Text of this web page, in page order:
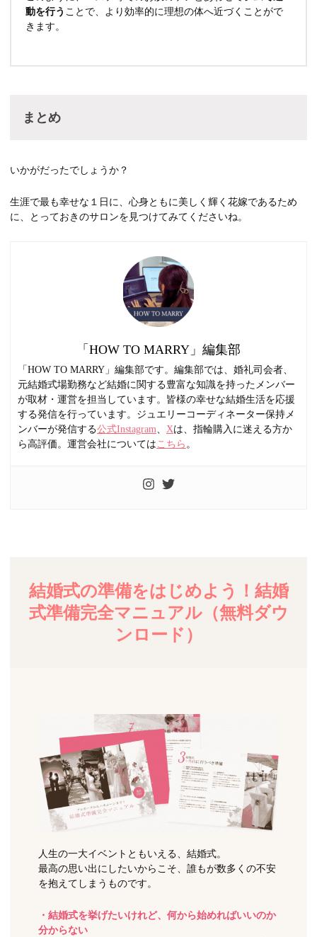
動を行う ことで、より効率的に理想の体へ近づくことがで
きます。
まとめ
いかがだったでしょうか？
生涯で最も幸せな１日に、心身ともに美しく輝く花嫁であるため
に、とっておきのサロンを見つけてみてくださいね。
「HOW TO MARRY」編集部
「HOW TO MARRY」編集部です。編集部では、婚礼司会者、
元結婚式場勤務など結婚に関する豊富な知識を持ったメンバー
が取材・運営を担当しています。皆様の幸せな結婚生活を応援
する発信を行っています。ジュエリーコーディネーター保持メ
ンバーが発信する公式Instagram Xは、指輪購入に迷える方か
ら高評価。運営会社については こちら 。
結婚式の準備をはじめよう！結婚
式準備完全マニュアル（無料ダウ
ンロード）
人生の一大イベントともいえる、結婚式。
最高の思い出にしたいからこそ、誰もが数多くの不安
を抱えてしまうものです。
・結婚式を挙げたいけれど、何から始めればいいのか
分からない